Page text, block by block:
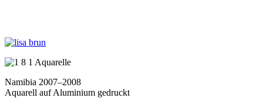
Namibia 2007–2008
Aquarell auf Aluminium gedruckt